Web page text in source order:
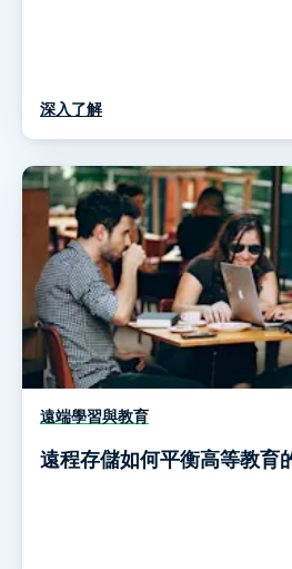
深入了解
遠端學習與教育
遠程存儲如何平衡高等教育